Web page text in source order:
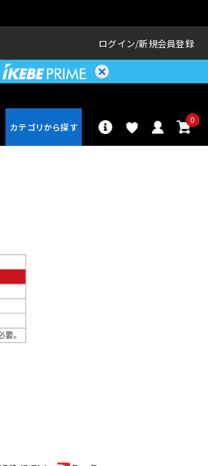
ログイン 新規会員登録
0